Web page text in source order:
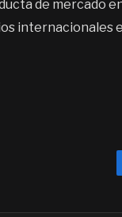
de mercado
internacionales